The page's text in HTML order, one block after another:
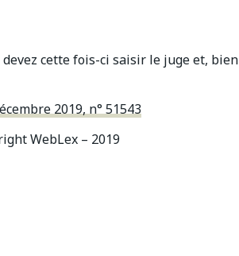
cette fois-ci saisir le juge et, bien
2019, n° 51543
WebLex – 2019